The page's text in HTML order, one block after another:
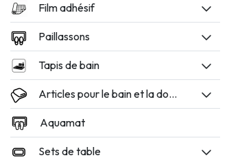
Film adhésif
Paillassons
Tapis de bain
Articles pour le bain et la douche
Aquamat
Sets de table